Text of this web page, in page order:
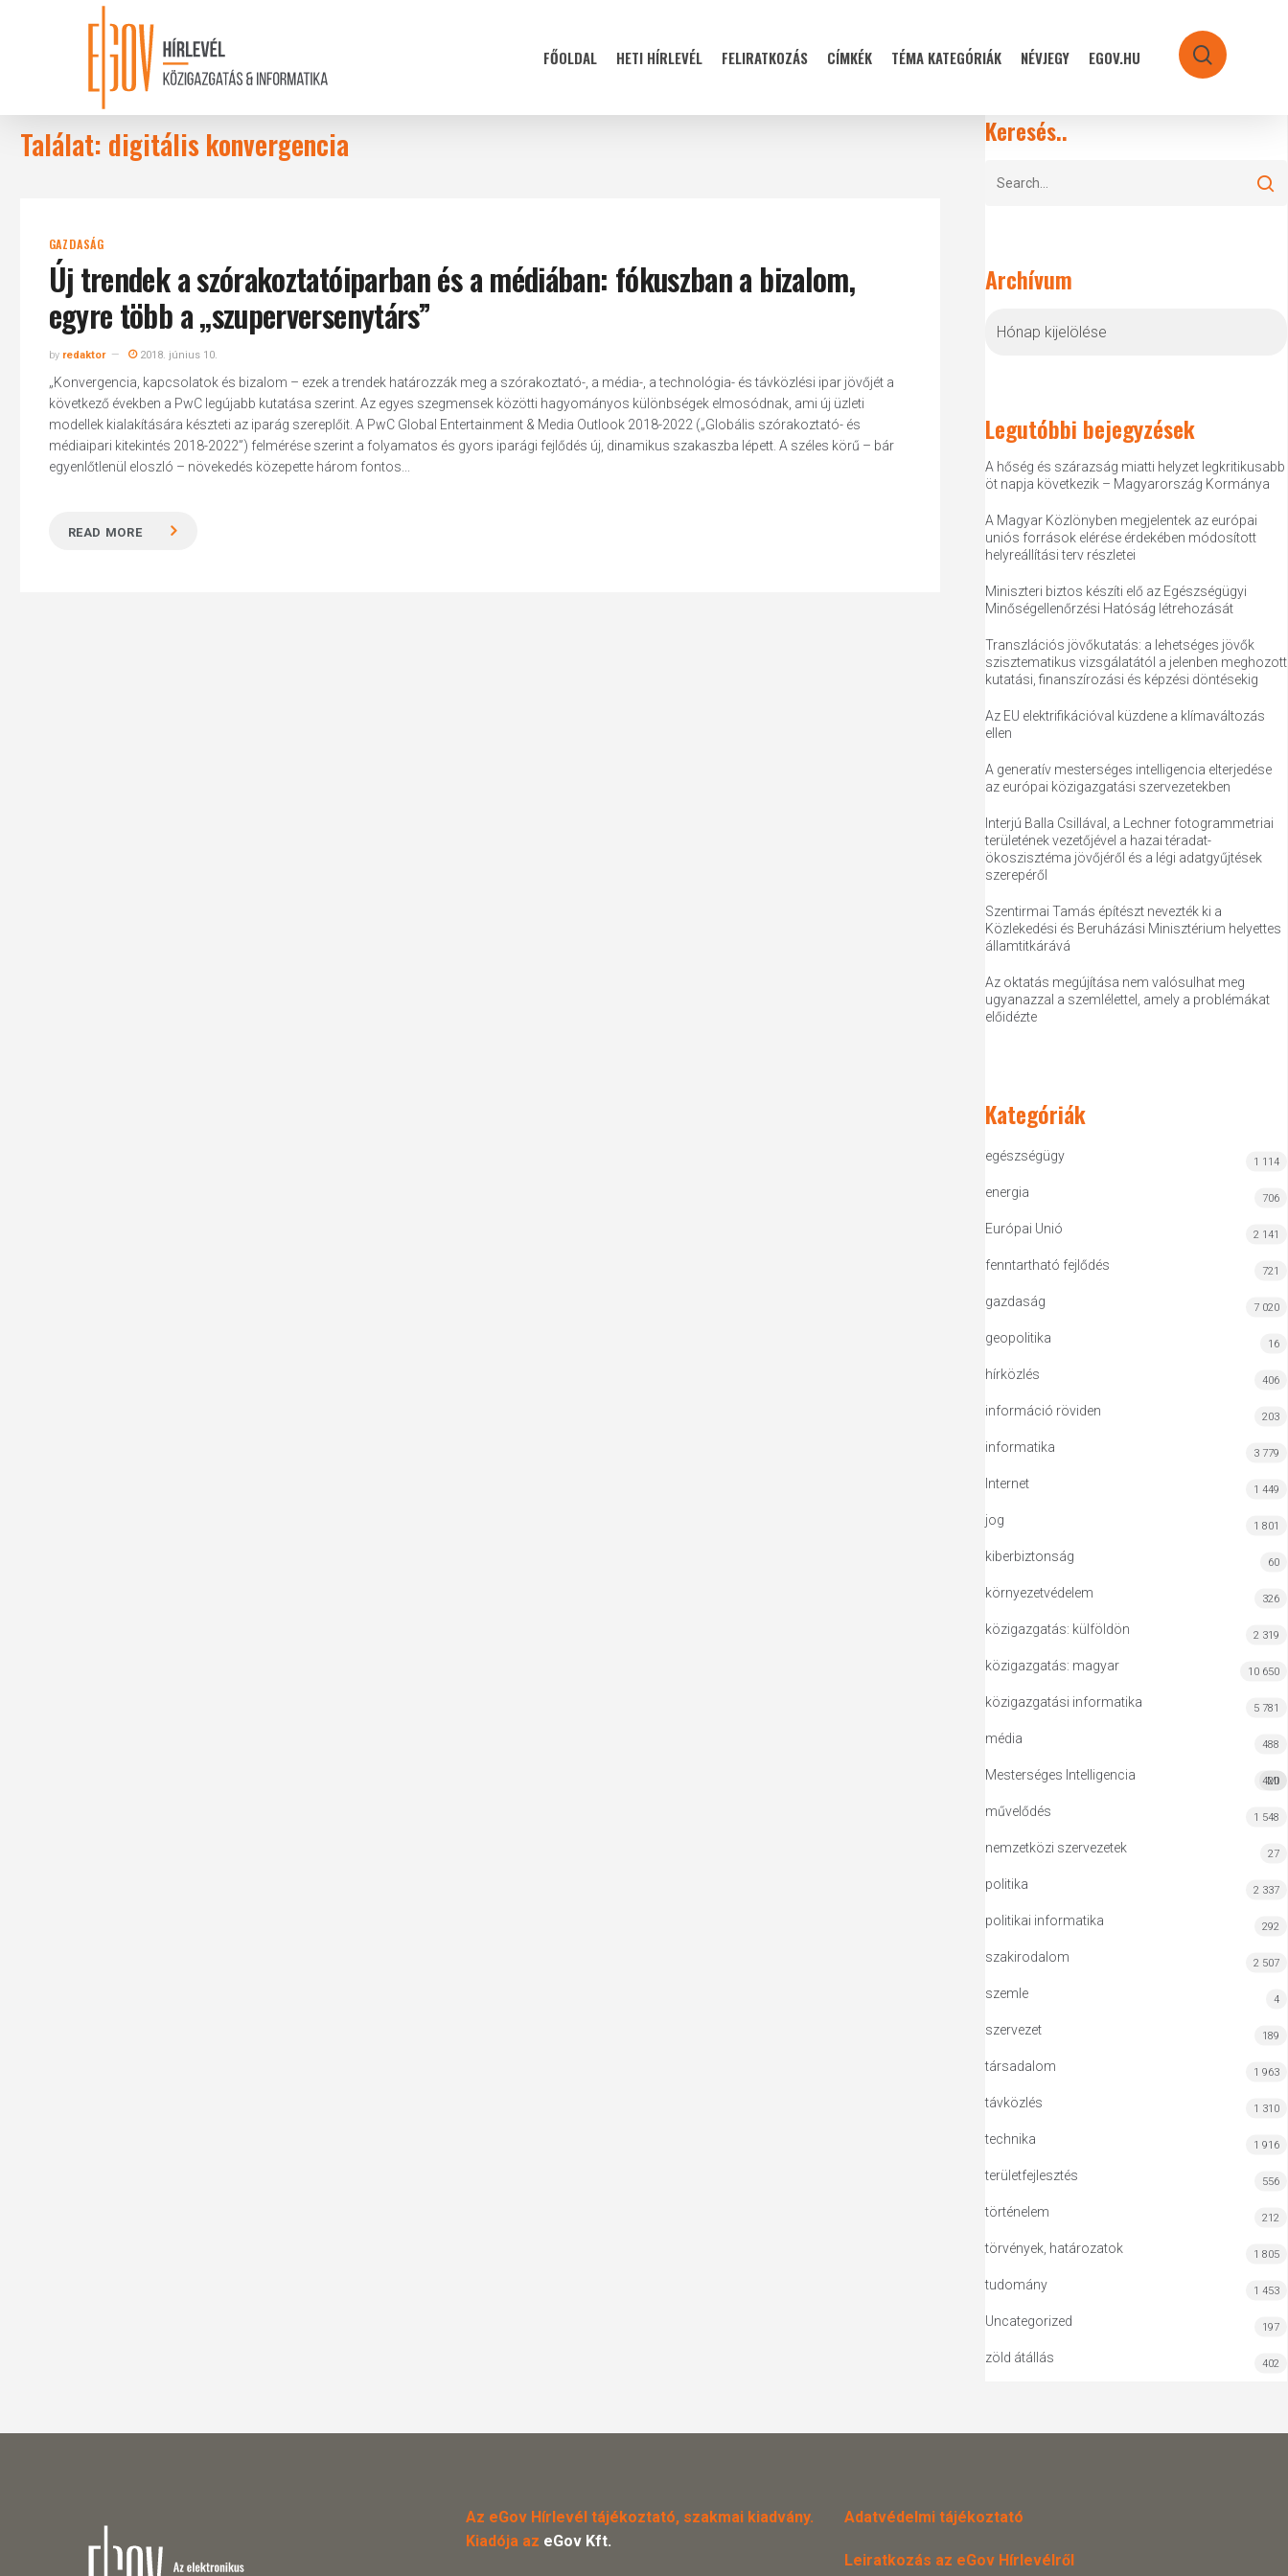
FŐOLDAL HETI HÍRLEVÉL FELIRATKOZÁS CÍMKÉK TÉMA KATEGÓRIÁK NÉVJEGY EGOV.HU search
Találat: digitális konvergencia
GAZDASÁG
Új trendek a szórakoztatóiparban és a médiában: fókuszban a bizalom,
egyre több a „szuperversenytárs”
by redaktor 2018. június 10.
„Konvergencia, kapcsolatok és bizalom – ezek a trendek határozzák meg a szórakoztató-, a média-, a technológia- és távközlési ipar jövőjét a
következő években a PwC legújabb kutatása szerint. Az egyes szegmensek közötti hagyományos különbségek elmosódnak, ami új üzleti
modellek kialakítására készteti az iparág szereplőit. A PwC Global Entertainment & Media Outlook 2018-2022 („Globális szórakoztató- és
médiaipari kitekintés 2018-2022”) felmérése szerint a folyamatos és gyors iparági fejlődés új, dinamikus szakaszba lépett. A széles körű – bár
egyenlőtlenül eloszló – növekedés közepette három fontos...
READ MORE
Keresés..
Archívum
Legutóbbi bejegyzések
A hőség és szárazság miatti helyzet legkritikusabb
öt napja következik – Magyarország Kormánya
A Magyar Közlönyben megjelentek az európai
uniós források elérése érdekében módosított
helyreállítási terv részletei
Miniszteri biztos készíti elő az Egészségügyi
Minőségellenőrzési Hatóság létrehozását
Transzlációs jövőkutatás: a lehetséges jövők
szisztematikus vizsgálatától a jelenben meghozott
kutatási, finanszírozási és képzési döntésekig
Az EU elektrifikációval küzdene a klímaváltozás
ellen
A generatív mesterséges intelligencia elterjedése
az európai közigazgatási szervezetekben
Interjú Balla Csillával, a Lechner fotogrammetriai
területének vezetőjével a hazai téradat-
ökoszisztéma jövőjéről és a légi adatgyűjtések
szerepéről
Szentirmai Tamás építészt nevezték ki a
Közlekedési és Beruházási Minisztérium helyettes
államtitkárává
Az oktatás megújítása nem valósulhat meg
ugyanazzal a szemlélettel, amely a problémákat
előidézte
Kategóriák
egészségügy 1 114
energia 706
Európai Unió 2 141
fenntartható fejlődés 721
gazdaság 7 020
geopolitika 16
hírközlés 406
információ röviden 203
informatika 3 779
Internet 1 449
jog 1 801
kiberbiztonság 60
környezetvédelem 326
közigazgatás: külföldön 2 319
közigazgatás: magyar 10 650
közigazgatási informatika 5 781
média 488
Mesterséges Intelligencia MI
420
művelődés 1 548
nemzetközi szervezetek 27
politika 2 337
politikai informatika 292
szakirodalom 2 507
szemle 4
szervezet 189
társadalom 1 963
távközlés 1 310
technika 1 916
területfejlesztés 556
történelem 212
törvények, határozatok 1 805
tudomány 1 453
Uncategorized 197
zöld átállás 402
Az eGov Hírlevél tájékoztató, szakmai kiadvány.
Kiadója az eGov Kft.
Adatvédelmi tájékoztató
Leiratkozás az eGov Hírlevélről